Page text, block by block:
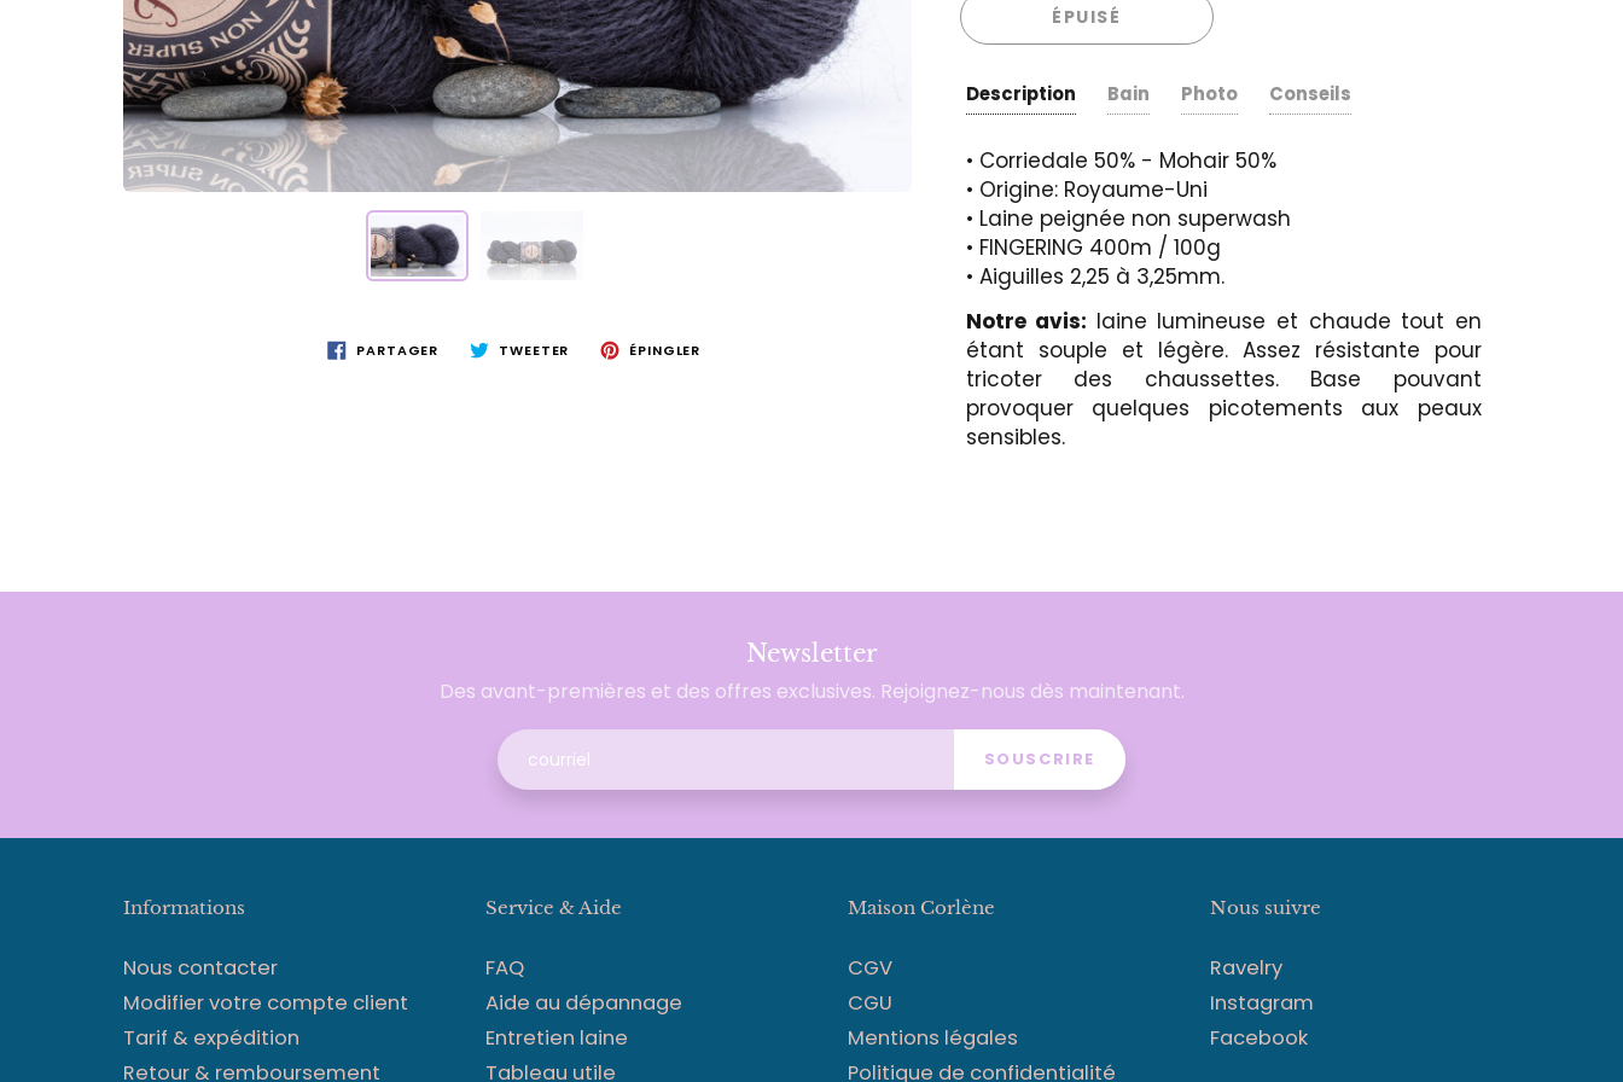
PARTAGER TWEETER ÉPINGLER
ÉPUISÉ
Description
• Corriedale 50% - Mohair 50%
• Origine: Royaume-Uni
• Laine peignée non superwash
• FINGERING 400m / 100g
• Aiguilles 2,25 à 3,25mm.
Notre avis: laine lumineuse et chaude tout en
étant souple et légère. Assez résistante pour
tricoter des chaussettes. Base pouvant
provoquer quelques picotements aux peaux
sensibles.
Bain Photo Conseils
Newsletter
Des avant-premières et des offres exclusives. Rejoignez-nous dès maintenant.
SOUSCRIRE
Informations
Nous contacter
Modifier votre compte client
Tarif & expédition
Retour & remboursement
Service & Aide
FAQ
Aide au dépannage
Entretien laine
Tableau utile
Maison Corlène
CGV
CGU
Mentions légales
Politique de confidentialité
Nous suivre
Ravelry
Instagram
Facebook